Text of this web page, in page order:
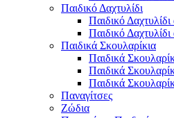
Παιδικό Δαχτυλίδι
Παιδικό
Παιδικό
Παιδικά Σκουλαρίκια
Παιδικά
Παιδικά
Παιδικά
Παναγίτσες
Ζώδια